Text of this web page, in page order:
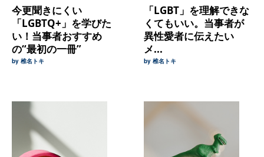
今更聞きにくい
「LGBTQ+」を学びた
い！当事者おすすめ
の“最初の一冊”
by 椎名トキ
「LGBT」を理解できな
くてもいい。当事者が
異性愛者に伝えたい
メ...
by 椎名トキ